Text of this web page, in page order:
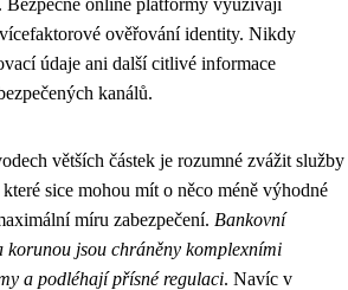
. Bezpečné online platformy využívají
ověřování identity. Nikdy
údaje ani další citlivé informace
kanálů.
větších částek je rozumné zvážit služby
sice mohou mít o něco méně výhodné
míru zabezpečení. Bankovní
korunou jsou chráněny komplexními
a podléhají přísné regulaci. Navíc v